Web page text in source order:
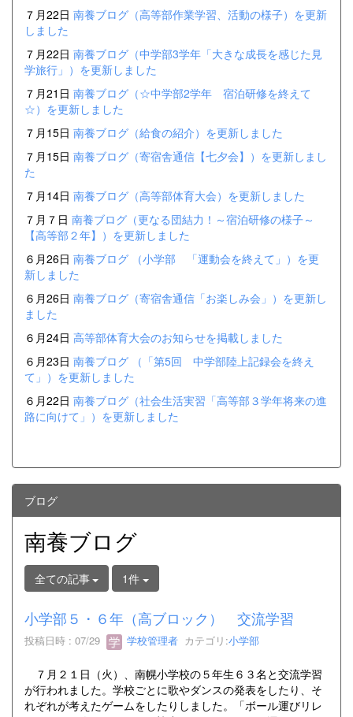
７月22日 南養ブログ（高等部作業学習、活動の様子）を更新
しました
７月22日 南養ブログ（中学部3学年「大きな成長を感じた見
学旅行」）を更新しました
７月21日 南養ブログ（☆中学部2学年 宿泊研修を終えて
☆）を更新しました
７月15日 南養ブログ（給食の紹介）を更新しました
７月15日 南養ブログ（寄宿舎通信【七夕会】）を更新しまし
た
７月14日 南養ブログ（高等部体育大会）を更新しました
７月７日 南養ブログ（更なる団結力！～宿泊研修の様子～
【高等部２年】）を更新しました
６月26日 南養ブログ （小学部 「運動会を終えて」）を更
新しました
６月26日 南養ブログ（寄宿舎通信「お楽しみ会」）を更新し
ました
６月24日 高等部体育大会のお知らせを掲載しました
６月23日 南養ブログ （「第5回 中学部陸上記録会を終え
て」）を更新しました
６月22日 南養ブログ（社会生活実習「高等部３学年将来の進
路に向けて」）を更新しました
ブログ
南養ブログ
全ての記事 1件
小学部５・６年（高ブロック） 交流学習
投稿日時 : 07/29 学校管理者 カテゴリ:小学部
７月２１日（火）、南幌小学校の５年生６３名と交流学習
が行われました。学校ごとに歌やダンスの発表をしたり、そ
れぞれが考えたゲームをしたりしました。「ボール運びリレ